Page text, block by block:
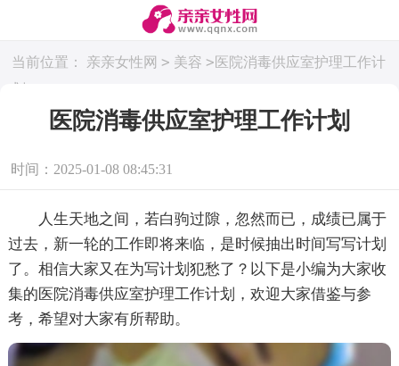
当前位置： 亲亲女性网 > 美容 > 医院消毒供应室护理工作计
划
医院消毒供应室护理工作计划
时间：2025-01-08 08:45:31
人生天地之间，若白驹过隙，忽然而已，成绩已属于
过去，新一轮的工作即将来临，是时候抽出时间写写计划
了。相信大家又在为写计划犯愁了？以下是小编为大家收
集的医院消毒供应室护理工作计划，欢迎大家借鉴与参
考，希望对大家有所帮助。